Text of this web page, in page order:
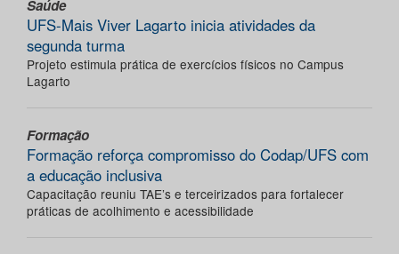
Saúde
UFS-Mais Viver Lagarto inicia atividades da
segunda turma
Projeto estimula prática de exercícios físicos no Campus
Lagarto
Formação
Formação reforça compromisso do Codap/UFS com
a educação inclusiva
Capacitação reuniu TAE’s e terceirizados para fortalecer
práticas de acolhimento e acessibilidade